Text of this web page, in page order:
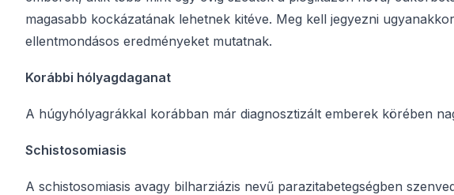
magasabb kockázatának lehetnek kitéve. Meg kell jegyezni
ellentmondásos eredményeket mutatnak.
Korábbi hólyagdaganat
A húgyhólyagrákkal korábban már diagnosztizált emberek körében
Schistosomiasis
A schistosomiasis avagy bilharziázis nevű parazitabetegségben